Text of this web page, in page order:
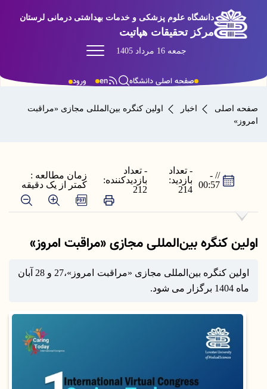
دانشگاه علوم پزشکی و خدمات بهداشتی درمانی لرستان
مرکز تحقیقات هپاتیت
جمعه 16 مرداد 1405
ورود en صفحه اصلی دانشگاه
صفحه اصلی اخبار
اولین کنگره بین‌المللی مجازی «مراقبت
امروز»
// -
00:57
- تعداد
بازدید:
214
- تعداد
بازدیدکننده:
212
زمان مطالعه :
کمتر از یک دقیقه
اولین کنگره بین‌المللی مجازی «مراقبت امروز»
اولین کنگره بین‌المللی مجازی «مراقبت امروز»،27 و 28 آبان
ماه 1404 برگزار می شود.